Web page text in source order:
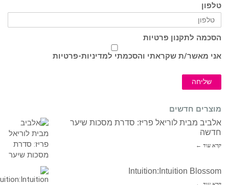
טלפון
הסכמה לתקנון פרטיות
אני מאשר/ת שקראתי והסכמתי למדיניות-פרטיות
שליחה
מוצרים חדשים
אלביב מבית לוריאל פריז: סדרת מסכות שיער
חדשה
קרא עוד ←
Intuition:Intuition Blossom
קרא עוד ←